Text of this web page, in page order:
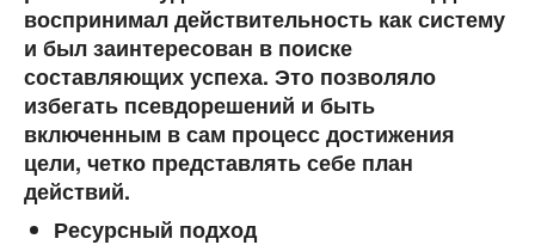
воспринимал действительность как систему
и был заинтересован в поиске
составляющих успеха. Это позволяло
избегать псевдорешений и быть
включенным в сам процесс достижения
цели, четко представлять себе план
действий.
Ресурсный подход